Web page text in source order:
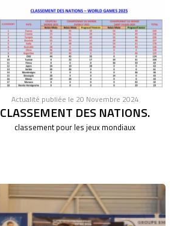
Actualité publiée le 20 Novembre 2024
CLASSEMENT DES NATIONS.
classement pour les jeux mondiaux